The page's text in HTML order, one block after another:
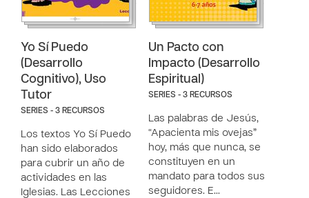
Yo Sí Puedo
(Desarrollo
Cognitivo), Uso
Tutor
SERIES - 3 RECURSOS
Los textos Yo Sí Puedo
han sido elaborados
para cubrir un año de
actividades en las
Iglesias. Las Lecciones
Un Pacto con
Impacto (Desarrollo
Espiritual)
SERIES - 3 RECURSOS
Las palabras de Jesús,
“Apacienta mis ovejas”
hoy, más que nunca, se
constituyen en un
mandato para todos sus
seguidores. E…